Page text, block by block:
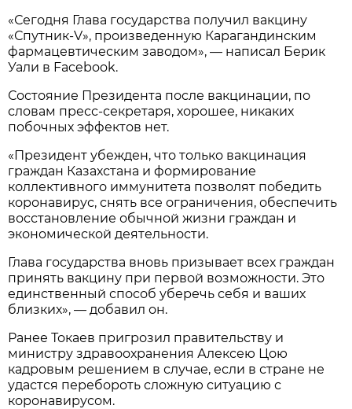
«Сегодня Глава государства получил вакцину
«Спутник-V», произведенную Карагандинским
фармацевтическим заводом», — написал Берик
Уали в Facebook.
Состояние Президента после вакцинации, по
словам пресс-секретаря, хорошее, никаких
побочных эффектов нет.
«Президент убежден, что только вакцинация
граждан Казахстана и формирование
коллективного иммунитета позволят победить
коронавирус, снять все ограничения, обеспечить
восстановление обычной жизни граждан и
экономической деятельности.
Глава государства вновь призывает всех граждан
принять вакцину при первой возможности. Это
единственный способ уберечь себя и ваших
близких», — добавил он.
Ранее Токаев пригрозил правительству и
министру здравоохранения Алексею Цою
кадровым решением в случае, если в стране не
удастся перебороть сложную ситуацию с
коронавирусом.